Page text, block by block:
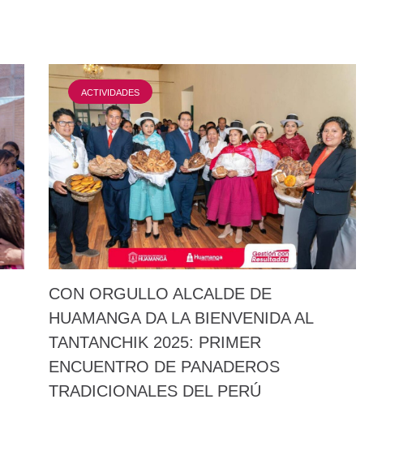
ACTIVIDADES
CON ORGULLO ALCALDE DE
HUAMANGA DA LA BIENVENIDA AL
TANTANCHIK 2025: PRIMER
ENCUENTRO DE PANADEROS
TRADICIONALES DEL PERÚ